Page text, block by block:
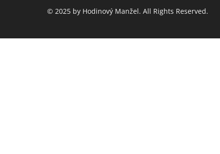
© 2025 by Hodinový Manžel. All Rights Reserved.